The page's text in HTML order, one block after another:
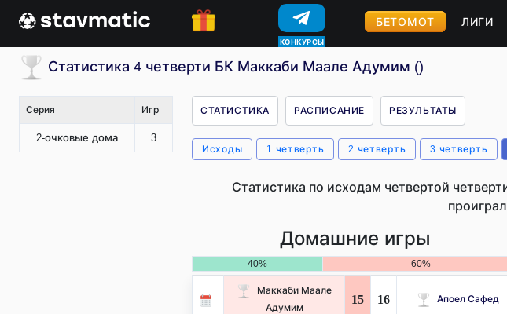
КОНКУРСЫ
БЕТОМОТ ЛИГИ
Статистика 4 четверти БК Маккаби Маале Адумим ()
Серия Игр
2-очковые дома 3
СТАТИСТИКА РАСПИСАНИЕ РЕЗУЛЬТАТЫ
Исходы 1 четверть 2 четверть 3 четверть
Статистика по исходам четвертой
Домашние игры
40% 60%
Маккаби Маале
Адумим
15 16 Апоел Сафед